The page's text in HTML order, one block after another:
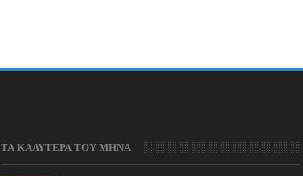
ΤΑ ΚΑΛΥΤΕΡΑ ΤΟΥ ΜΗΝΑ